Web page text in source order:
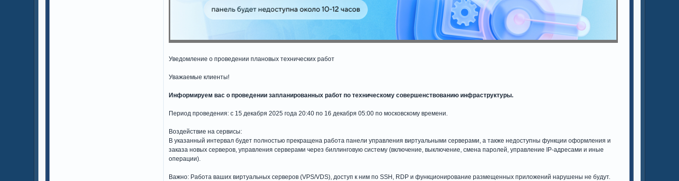
Уведомление о проведении плановых технических работ
Уважаемые клиенты!
Информируем вас о проведении запланированных работ по техническому совершенствованию инфраструктуры.
Период проведения: с 15 декабря 2025 года 20:40 по 16 декабря 05:00 по московскому времени.
Воздействие на сервисы:
В указанный интервал будет полностью прекращена работа панели управления виртуальными серверами, а также недоступны функции оформления и
заказа новых серверов, управления серверами через биллинговую систему (включение, выключение, смена паролей, управление IP-адресами и иные
операции).
Важно: Работа ваших виртуальных серверов (VPS/VDS), доступ к ним по SSH, RDP и функционирование размещенных приложений нарушены не будут.